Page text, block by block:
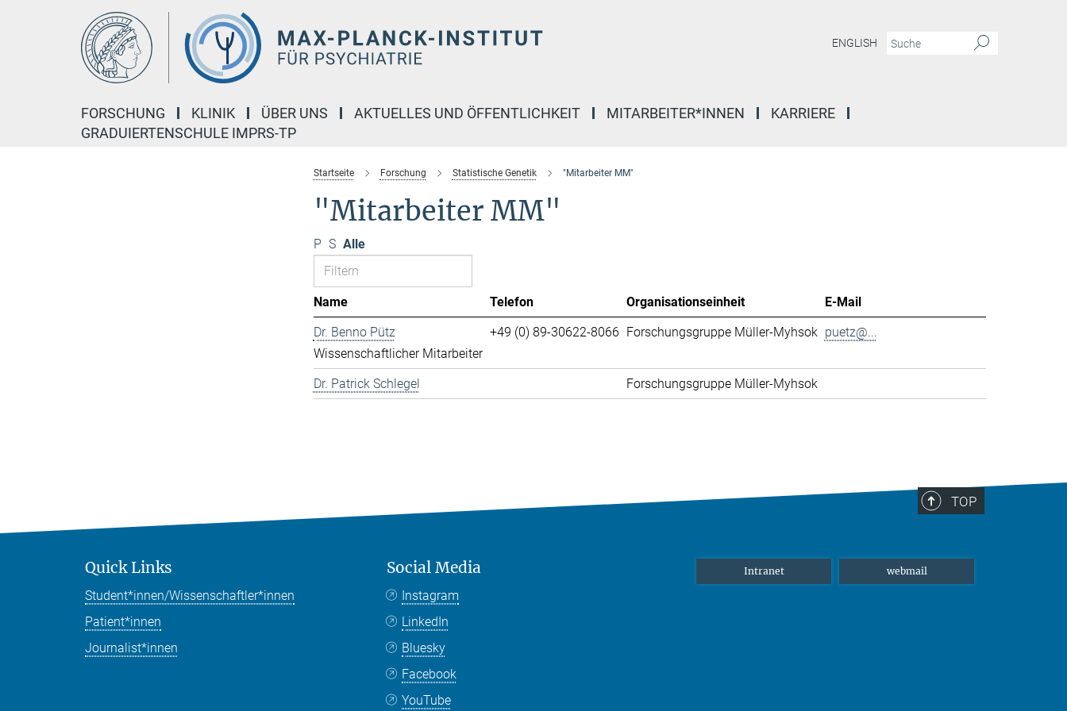
ENGLISH
FORSCHUNG KLINIK ÜBER UNS AKTUELLES UND ÖFFENTLICHKEIT MITARBEITER*INNEN
KARRIERE
GRADUIERTENSCHULE IMPRS-TP
Startseite Forschung Statistische Genetik "Mitarbeiter MM"
"Mitarbeiter MM"
P S Alle
Name Telefon Organisationseinheit
E-Mail
Dr. Benno Pütz
Wissenschaftlicher Mitarbeiter
+49 (0) 89-30622-8066 Forschungsgruppe Müller-Myhsok puetz@...
Dr. Patrick Schlegel Forschungsgruppe Müller-Myhsok
TOP
Quick Links
Student*innen/Wissenschaftler*innen
Patient*innen
Journalist*innen
Social Media
Instagram
LinkedIn
Bluesky
Facebook
YouTube
Intranet webmail